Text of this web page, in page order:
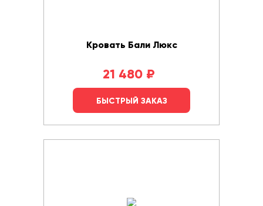
Кровать Бали Люкс
21 480 ₽
БЫСТРЫЙ ЗАКАЗ